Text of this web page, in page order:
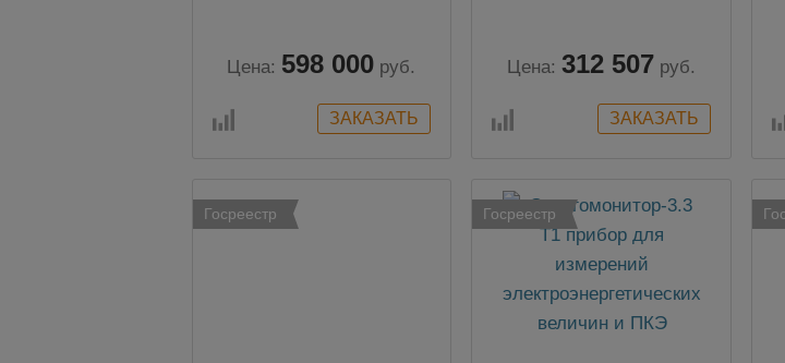
Цена: 598 000 руб. Цена: 312 507 руб.
Госреестр Госреестр